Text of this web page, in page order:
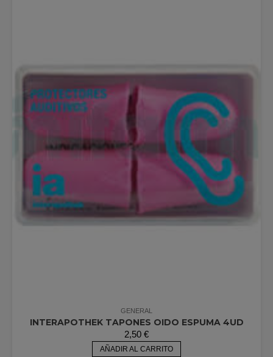
GENERAL
INTERAPOTHEK TAPONES OIDO ESPUMA 4UD
2,50 €
AÑADIR AL CARRITO